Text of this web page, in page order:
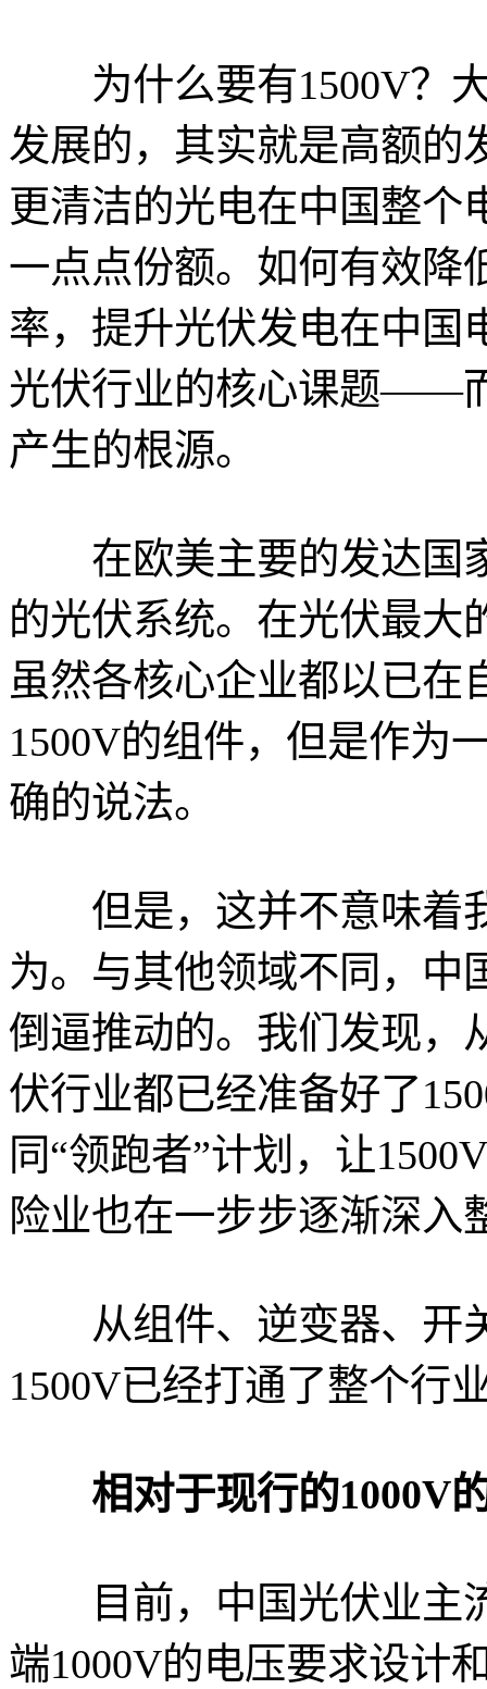
为什么要有1500V？大
发展的，其实就是高额的
更清洁的光电在中国整个
一点点份额。如何有效降
率，提升光伏发电在中国
光伏行业的核心课题——
产生的根源。
在欧美主要的发达国家
的光伏系统。在光伏最大
虽然各核心企业都以已在
1500V的组件，但是作为
确的说法。
但是，这并不意味着
为。与其他领域不同，中
倒逼推动的。我们发现，
伏行业都已经准备好了
同“领跑者”计划，让
险业也在一步步逐渐深
从组件、逆变器、开
1500V已经打通了整个行
相对于现行的1000V
目前，中国光伏业主
端1000V的电压要求设计